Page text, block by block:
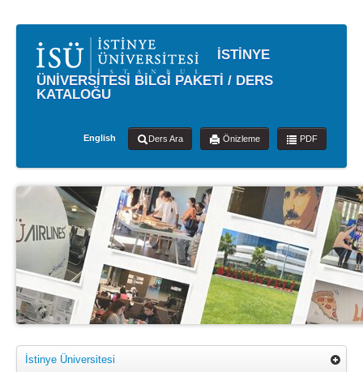
İSTİNYE
ÜNİVERSİTESİ BİLGİ PAKETİ / DERS
KATALOĞU
English Ders Ara Önizleme PDF
İstinye Üniversitesi